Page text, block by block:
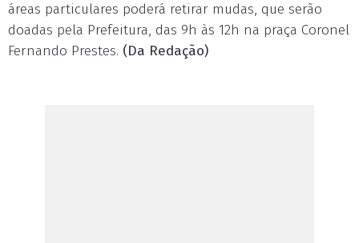
áreas particulares poderá retirar mudas, que serão
doadas pela Prefeitura, das 9h às 12h na praça Coronel
Fernando Prestes. (Da Redação)